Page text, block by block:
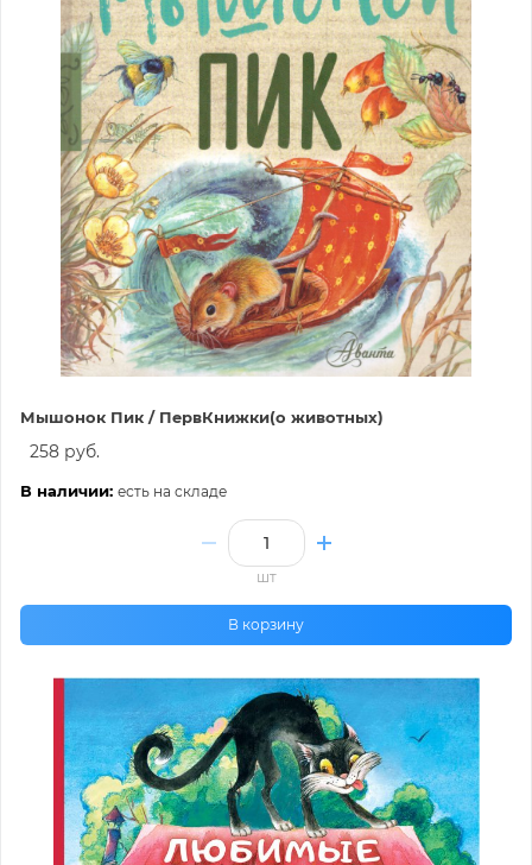
Мышонок Пик / ПервКнижки(о животных)
258 руб.
В наличии: есть на складе
шт
В корзину